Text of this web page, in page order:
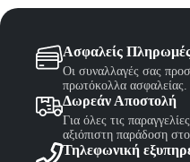
Ασφαλείς
Οι συναλλαγές σας
πρωτόκολλα ασφαλείας.
Δωρεάν Αποστολή
Για όλες τις
αξιόπιστη παράδοση
Τηλεφωνική